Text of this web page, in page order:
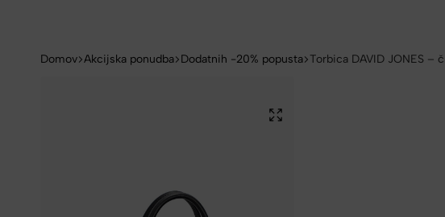
Domov Akcijska ponudba Dodatnih -20% popusta Torbica DAVID JONES –